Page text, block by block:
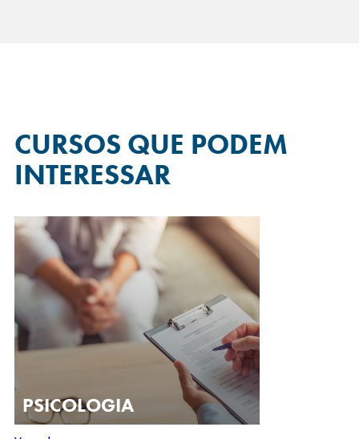
CURSOS QUE PODEM
INTERESSAR
PSICOLOGIA